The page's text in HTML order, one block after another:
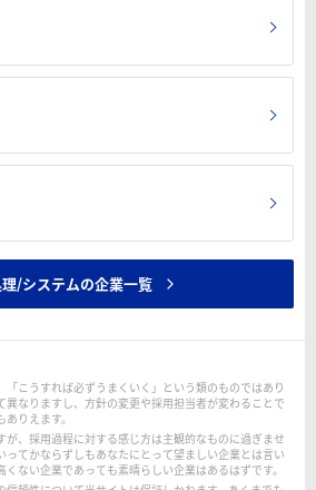
/システムの企業一覧
「こうすれば必ずうまくいく」という類のものではあり
異なりますし、方針の変更や採用担当者が変わることで
りえます。
が、採用過程に対する感じ方は主観的なものに過ぎませ
ってかならずしもあなたにとって望ましい企業とは言い
ない企業であっても素晴らしい企業はあるはずです。